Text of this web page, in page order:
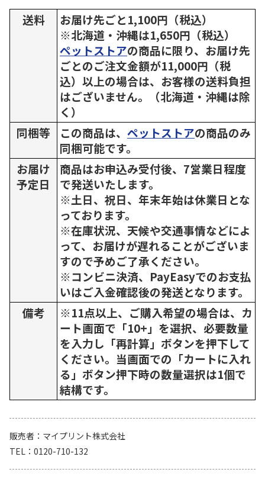
送料
お届け先ごと1,100円（税込）
※北海道・沖縄は1,650円（税込）
ペットストアの商品に限り、お届け先
ごとのご注文金額が11,000円（税
込）以上の場合は、お客様の送料負担
はございません。（北海道・沖縄は除
く）
同梱等
この商品は、 ペットストアの商品のみ
同梱可能です。
お届け
予定日
商品はお申込み受付後、7営業日程度
で発送いたします。
※土日、祝日、年末年始は休業日とな
っております。
※在庫状況、天候や交通事情などによ
って、お届けが遅れることがございま
すので予めご了承ください。
※コンビニ決済、PayEasyでのお支払
いはご入金確認後の発送となります。
備考
※11点以上、ご購入希望の場合は、カ
ート画面で「10+」を選択、必要数量
を入力し「再計算」ボタンを押下して
ください。当画面での「カートに入れ
る」ボタン押下時の数量選択は1個で
結構です。
販売者
マイプリント株式会社
TEL
0120-710-132